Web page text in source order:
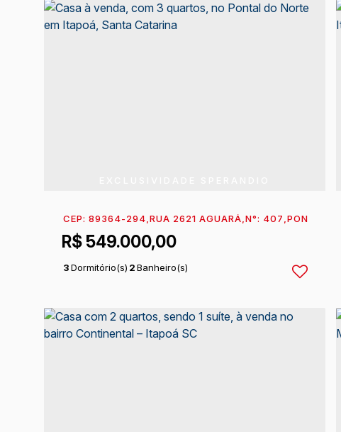
R$ 549.000,00
CEP: 89364-294 RUA 2621 AGUARÁ N°: 407 PONTAL
3Dormitório(s) 2Banheiro(s)